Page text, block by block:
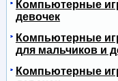
Компьютерные
девочек
Компьютерные
для мальчиков и
Компьютерные